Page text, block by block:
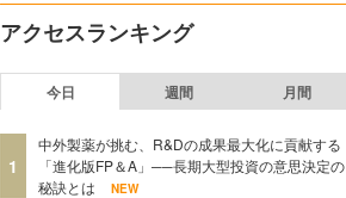
アクセスランキング
今日 週間 月間
1
中外製薬が挑む、R&Dの成果最大化に貢献する
「進化版FP＆A」──長期大型投資の意思決定の
秘訣とは
NEW